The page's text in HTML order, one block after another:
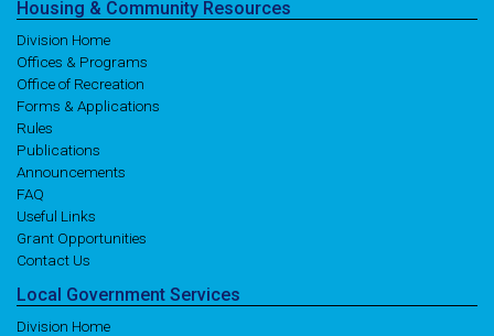
Housing & Community Resources
Division Home
Offices & Programs
Office of Recreation
Forms & Applications
Rules
Publications
Announcements
FAQ
Useful Links
Grant Opportunities
Contact Us
Local Government Services
Division Home